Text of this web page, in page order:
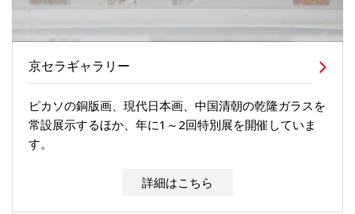
京セラギャラリー
ピカソの銅版画、現代日本画、中国清朝の乾隆ガラスを
常設展示するほか、年に1～2回特別展を開催していま
す。
詳細はこちら